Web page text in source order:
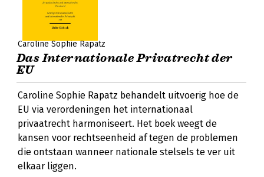
Caroline Sophie Rapatz
Das Internationale Privatrecht der
EU
Caroline Sophie Rapatz behandelt uitvoerig hoe de
EU via verordeningen het internationaal
privaatrecht harmoniseert. Het boek weegt de
kansen voor rechtseenheid af tegen de problemen
die ontstaan wanneer nationale stelsels te ver uit
elkaar liggen.